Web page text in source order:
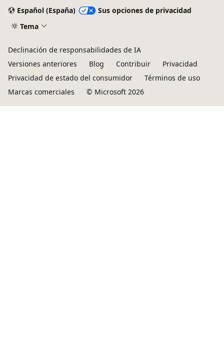
Español (España)
Sus opciones de privacidad
Tema
Declinación de responsabilidades de IA
Versiones anteriores
Blog Contribuir
Privacidad
Privacidad de estado del consumidor
Términos de uso
Marcas comerciales
© Microsoft 2026